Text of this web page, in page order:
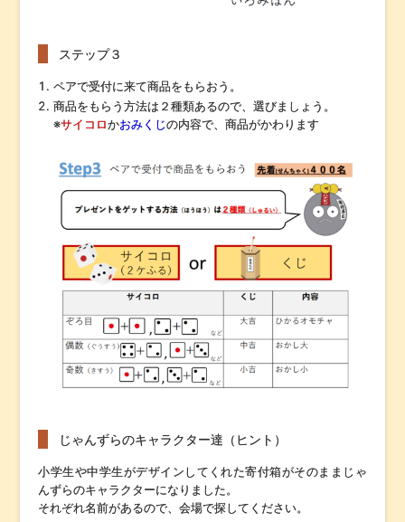
ステップ３
ペアで受付に来て商品をもらおう。
商品をもらう方法は２種類あるので、選びましょう。
※サイコロかおみくじの内容で、商品がかわります
じゃんずらのキャラクター達（ヒント）
小学生や中学生がデザインしてくれた寄付箱がそのままじゃ
んずらのキャラクターになりました。
それぞれ名前があるので、会場で探してください。